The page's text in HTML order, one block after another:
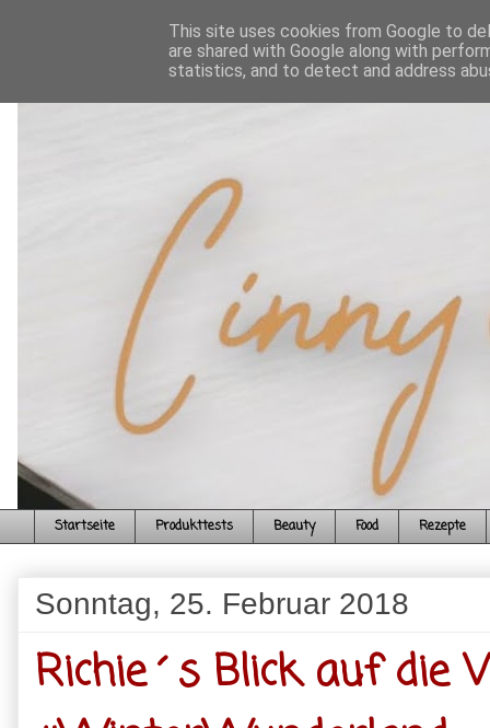
Startseite Produkttests Beauty Food Rezepte
Sonntag, 25. Februar 2018
Richie´s Blick auf die
This site uses cookies from Google to
are shared with Google along with
statistics, and to detect and address